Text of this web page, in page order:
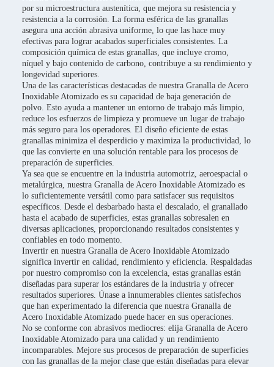
por su microestructura austenítica, que mejora su resistencia y
resistencia a la corrosión. La forma esférica de las granallas
asegura una acción abrasiva uniforme, lo que las hace muy
efectivas para lograr acabados superficiales consistentes. La
composición química de estas granallas, que incluye cromo,
níquel y bajo contenido de carbono, contribuye a su rendimiento y
longevidad superiores.
Una de las características destacadas de nuestra Granalla de Acero
Inoxidable Atomizado es su capacidad de baja generación de
polvo. Esto ayuda a mantener un entorno de trabajo más limpio,
reduce los esfuerzos de limpieza y promueve un lugar de trabajo
más seguro para los operadores. El diseño eficiente de estas
granallas minimiza el desperdicio y maximiza la productividad, lo
que las convierte en una solución rentable para los procesos de
preparación de superficies.
Ya sea que se encuentre en la industria automotriz, aeroespacial o
metalúrgica, nuestra Granalla de Acero Inoxidable Atomizado es
lo suficientemente versátil como para satisfacer sus requisitos
específicos. Desde el desbarbado hasta el descalado, el granallado
hasta el acabado de superficies, estas granallas sobresalen en
diversas aplicaciones, proporcionando resultados consistentes y
confiables en todo momento.
Invertir en nuestra Granalla de Acero Inoxidable Atomizado
significa invertir en calidad, rendimiento y eficiencia. Respaldadas
por nuestro compromiso con la excelencia, estas granallas están
diseñadas para superar los estándares de la industria y ofrecer
resultados superiores. Únase a innumerables clientes satisfechos
que han experimentado la diferencia que nuestra Granalla de
Acero Inoxidable Atomizado puede hacer en sus operaciones.
No se conforme con abrasivos mediocres: elija Granalla de Acero
Inoxidable Atomizado para una calidad y un rendimiento
incomparables. Mejore sus procesos de preparación de superficies
con las granallas de la mejor clase que están diseñadas para elevar